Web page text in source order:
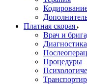
Платная скорая
Врач и
Диагностика
Процедуры